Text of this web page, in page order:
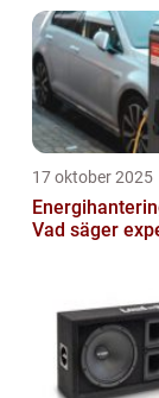
17 oktober 2025
Vad säger